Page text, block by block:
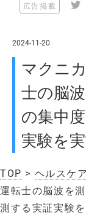
広告掲載
2024-11-20
マクニ
士の脳
の集中
実験を
TOP > ヘルスケ
運転士の脳波を
測する実証実験